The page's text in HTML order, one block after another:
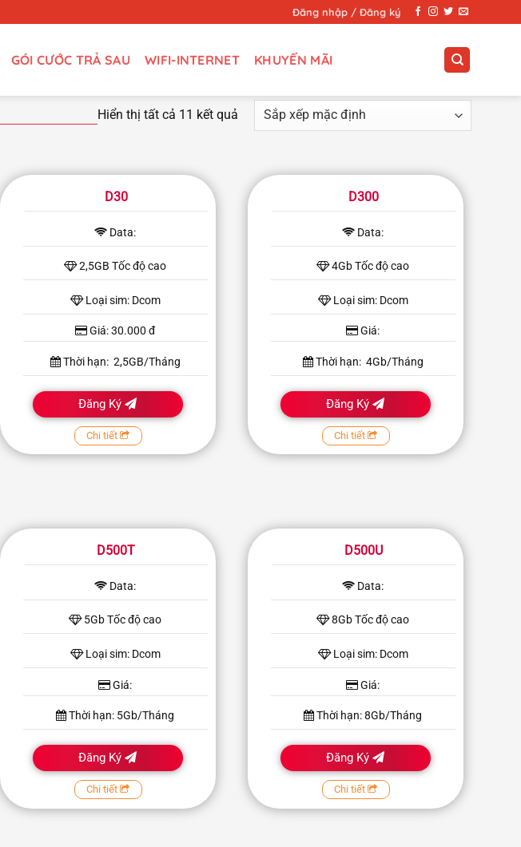
Đăng nhập / Đăng ký
GÓI CƯỚC TRẢ SAU WIFI-INTERNET KHUYẾN MÃI
Hiển thị tất cả 11 kết quả
D30
Data:
2,5GB Tốc độ cao
Loại sim: Dcom
Giá: 30.000 đ
Thời hạn: 2,5GB/Tháng
Đăng Ký
Chi tiết
D300
Data:
4Gb Tốc độ cao
Loại sim: Dcom
Giá:
Thời hạn: 4Gb/Tháng
Đăng Ký
Chi tiết
D500T
Data:
5Gb Tốc độ cao
Loại sim: Dcom
Giá:
Thời hạn: 5Gb/Tháng
Đăng Ký
Chi tiết
D500U
Data:
8Gb Tốc độ cao
Loại sim: Dcom
Giá:
Thời hạn: 8Gb/Tháng
Đăng Ký
Chi tiết